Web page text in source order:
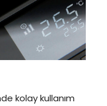
kolay kullanım